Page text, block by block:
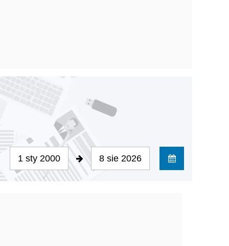
1 sty 2000 8 sie 2026